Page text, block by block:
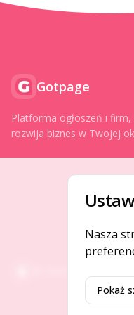
Gotpage
Platforma ogłoszeń i firm,
rozwija biznes w Twojej
Nasza
Pokaż